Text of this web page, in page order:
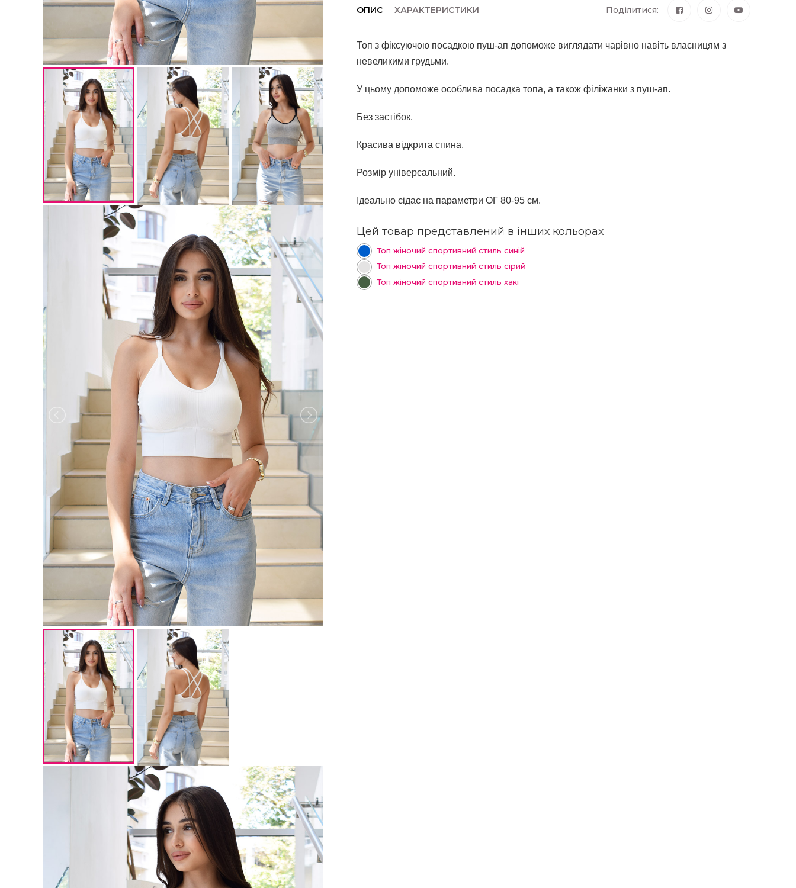
ОПИС ХАРАКТЕРИСТИКИ Поділитися:
Топ з фіксуючою посадкою пуш-ап допоможе виглядати чарівно навіть власницям з
невеликими грудьми.
У цьому допоможе особлива посадка топа, а також філіжанки з пуш-ап.
Без застібок.
Красива відкрита спина.
Розмір універсальний.
Ідеально сідає на параметри ОГ 80-95 см.
Цей товар представлений в інших кольорах
Топ жіночий спортивний стиль синій
Топ жіночий спортивний стиль сірий
Топ жіночий спортивний стиль хакі